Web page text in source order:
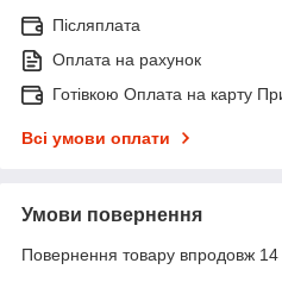
Післяплата
Оплата на рахунок
Готівкою Оплата на карту
Всі умови оплати
Умови повернення
Повернення товару впродовж 14